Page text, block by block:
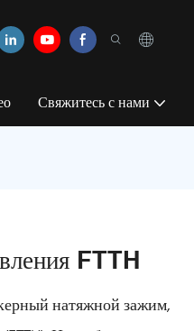
Свяжитесь с нами
FTTH
натяжной зажим,